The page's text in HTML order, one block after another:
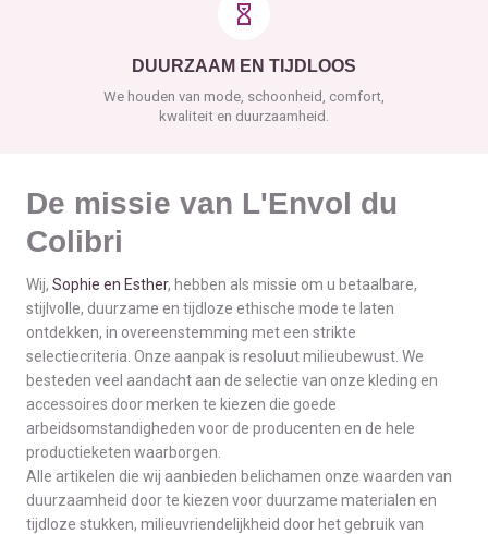
DUURZAAM EN TIJDLOOS
We houden van mode, schoonheid, comfort,
kwaliteit en duurzaamheid.
De missie van L'Envol du
Colibri
Wij, Sophie en Esther, hebben als missie om u betaalbare,
stijlvolle, duurzame en tijdloze ethische mode te laten
ontdekken, in overeenstemming met een strikte
selectiecriteria. Onze aanpak is resoluut milieubewust. We
besteden veel aandacht aan de selectie van onze kleding en
accessoires door merken te kiezen die goede
arbeidsomstandigheden voor de producenten en de hele
productieketen waarborgen.
Alle artikelen die wij aanbieden belichamen onze waarden van
duurzaamheid door te kiezen voor duurzame materialen en
tijdloze stukken, milieuvriendelijkheid door het gebruik van